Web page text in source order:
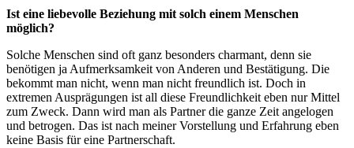
Ist eine liebevolle Beziehung mit solch einem Menschen
möglich?
Solche Menschen sind oft ganz besonders charmant, denn sie
benötigen ja Aufmerksamkeit von Anderen und Bestätigung. Die
bekommt man nicht, wenn man nicht freundlich ist. Doch in
extremen Ausprägungen ist all diese Freundlichkeit eben nur Mittel
zum Zweck. Dann wird man als Partner die ganze Zeit angelogen
und betrogen. Das ist nach meiner Vorstellung und Erfahrung eben
keine Basis für eine Partnerschaft.